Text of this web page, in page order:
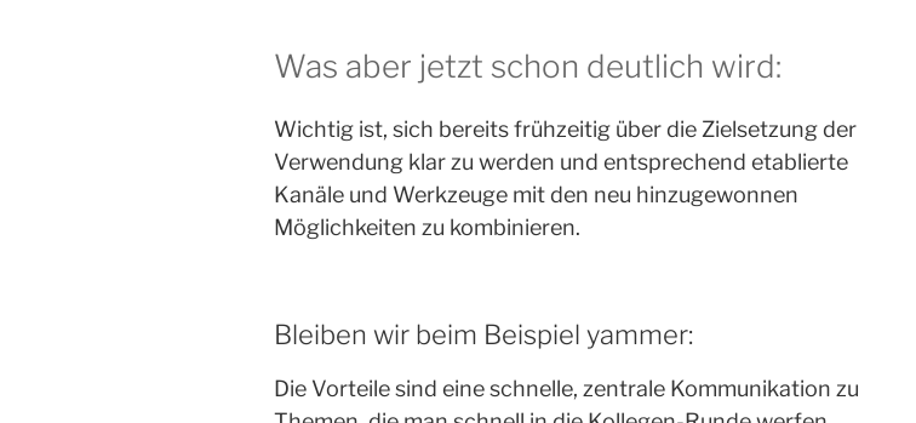
Was aber jetzt schon deutlich wird:
Wichtig ist, sich bereits frühzeitig über die Zielsetzung der
Verwendung klar zu werden und entsprechend etablierte
Kanäle und Werkzeuge mit den neu hinzugewonnen
Möglichkeiten zu kombinieren.
Bleiben wir beim Beispiel yammer:
Die Vorteile sind eine schnelle, zentrale Kommunikation zu